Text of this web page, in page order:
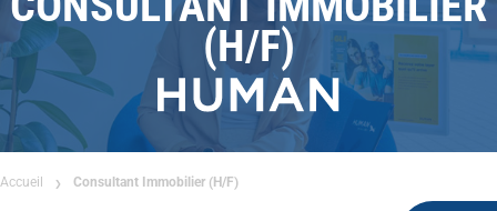
(H/F)
Accueil Consultant Immobilier (H/F)